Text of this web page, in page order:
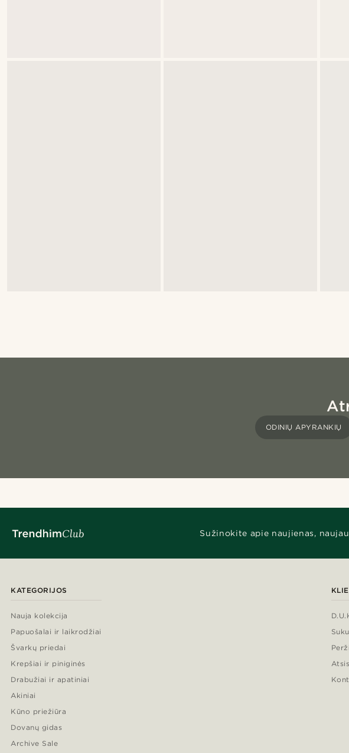
ODINIŲ APYRANKIŲ
Sužinokite apie naujienas,
KATEGORIJOS
Nauja kolekcija
Papuošalai ir laikrodžiai
Švarkų priedai
Krepšiai ir piniginės
Drabužiai ir apatiniai
Akiniai
Kūno priežiūra
Dovanų gidas
Archive Sale